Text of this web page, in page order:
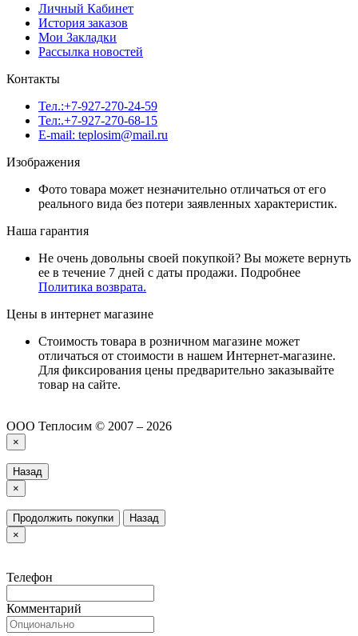
Личный Кабинет
История заказов
Мои Закладки
Рассылка новостей
Контакты
Тел.:+7-927-270-24-59
Тел:.+7-927-270-68-15
E-mail: teplosim@mail.ru
Изображения
Фото товара может незначительно отличаться от его
реального вида без потери заявленных характеристик.
Наша гарантия
Не очень довольны своей покупкой? Вы можете вернуть
ее в течение 7 дней с даты продажи. Подробнее
Политика возврата.
Цены в интернет магазине
Стоимость товара в розничном магазине может
отличаться от стоимости в нашем Интернет-магазине.
Для фиксирования цены предварительно заказывайте
товар на сайте.
ООО Теплосим © 2007 – 2026
×
Назад
×
Продолжить покупки
Назад
×
Телефон
Комментарий